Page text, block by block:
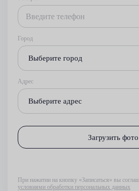
Город
Выберите город
Адрес
Выберите адрес
Загрузить фото
При нажатии на кнопку «Записаться» вы
условиями обработки персональных данных